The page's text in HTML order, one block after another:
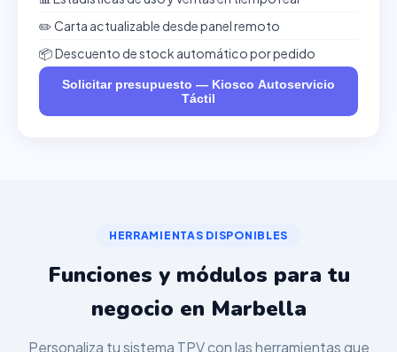
✏️ Carta actualizable desde panel remoto
📦 Descuento de stock automático por pedido
Solicitar presupuesto — Kiosco Autoservicio
Táctil
HERRAMIENTAS DISPONIBLES
Funciones y módulos para tu
negocio en Marbella
Personaliza tu sistema TPV con las herramientas que